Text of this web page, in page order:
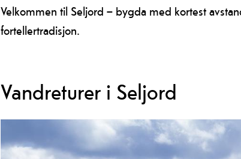
Velkommen til Seljord – bygda med kortest
fortellertradisjon.
Vandreturer i Seljord